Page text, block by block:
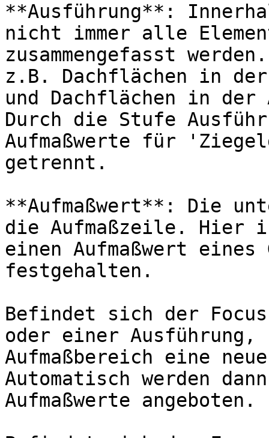
**Ausführung**:
nicht immer alle
zusammengefasst
z.B. Dachflächen in
und Dachflächen in
Durch die Stufe
Aufmaßwerte für
getrennt.
**Aufmaßwert**: Die
die Aufmaßzeile. Hier
einen Aufmaßwert eines
festgehalten.
Befindet sich der Focus
oder einer Ausführung,
Aufmaßbereich eine
Automatisch werden
Aufmaßwerte angeboten.